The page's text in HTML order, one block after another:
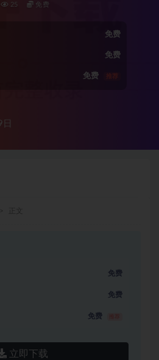
25 免费
免费
免费
免费 推荐
免费
免费
免费
立即下载